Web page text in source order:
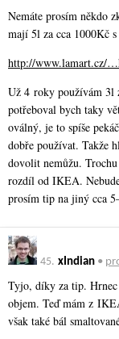
Nemáte prosím někdo
mají 5l za cca 1000Kč
http://www.lamart.cz/
Už 4 roky používám 3l
potřeboval bych taky
oválný, je to spíše
dobře používat. Takže
dovolit nemůžu.
rozdíl od IKEA.
prosím tip na jiný cca
45. xIndian •
Tyjo, díky za tip. Hrnec
objem. Teď mám z
však také bál